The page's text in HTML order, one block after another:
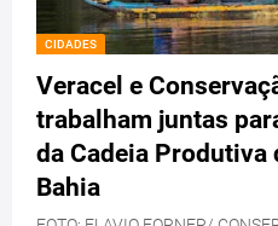
CIDADES
Veracel e
trabalham juntas
da Cadeia Produtiva
Bahia